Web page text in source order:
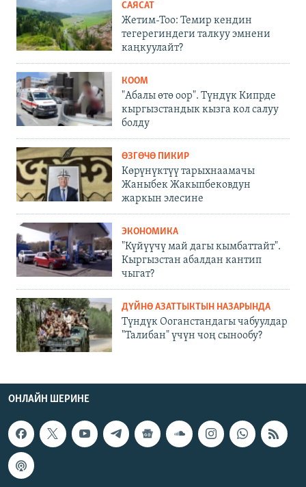
САЯСАТ
Жетим-Тоо: Темир кендин
тегерегиндеги талкуу эмнени
каңкуулайт?
КООМ
"Абалы өтө оор". Түндүк Кипрде
кыргызстандык кызга кол салуу
болду
ӨЗГӨЧӨ ПИКИР
Көрүнүктүү тарыхнаамачы
Жаныбек Жакыпбековдун
жаркын элесине
ЭКОНОМИКА
"Күйүүчү май дагы кымбаттайт".
Кыргызстан абалдан кантип
чыгат?
ДҮЙНӨ АЗАТТЫКТЫН НАЗАРЫНДА
Түндүк Ооганстандагы чабуулдар
"Талибан" үчүн чоң сынообу?
ОНЛАЙН ШЕРИНЕ